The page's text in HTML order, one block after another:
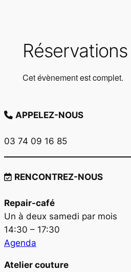
Réservations
Cet évènement est complet.
APPELEZ-NOUS
03 74 09 16 85
RENCONTREZ-NOUS
Repair-café
Un à deux samedi par mois
14:30 – 17:30
Agenda
Atelier couture